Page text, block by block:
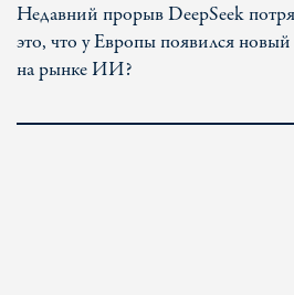
Недавний прорыв DeepSeek
это, что у Европы появился
на рынке ИИ?